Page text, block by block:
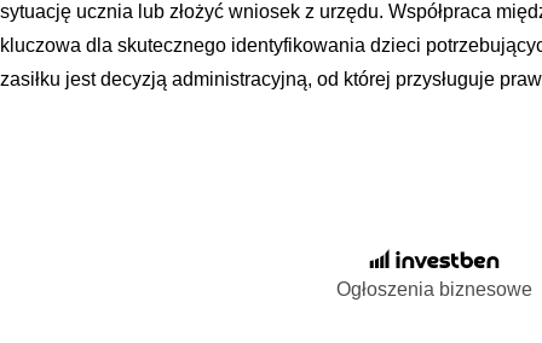
sytuację ucznia lub złożyć wniosek z urzędu. Współpraca
kluczowa dla skutecznego identyfikowania dzieci
zasiłku jest decyzją administracyjną, od której przysługuje
Ogłoszenia biznesowe